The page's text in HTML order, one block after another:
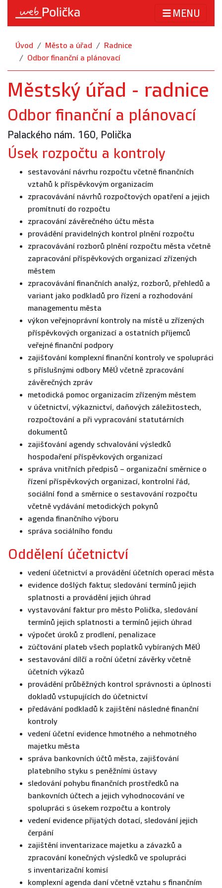
MENU
Úvod Město a úřad
Radnice
Odbor finanční a plánovací
Městský úřad - radnice
Odbor finanční a plánovací
Palackého nám. 160, Polička
Úsek rozpočtu a kontroly
sestavování návrhu rozpočtu včetně finančních
vztahů k příspěvkovým organizacím
zpracovávání návrhů rozpočtových opatření a jejich
promítnutí do rozpočtu
zpracování závěrečného účtu města
provádění pravidelných kontrol plnění rozpočtu
zpracovávání rozborů plnění rozpočtu města včetně
zapracování příspěvkových organizací zřízených
městem
zpracovávání finančních analýz, rozborů, přehledů a
variant jako podkladů pro řízení a rozhodování
managementu města
výkon veřejnoprávní kontroly na místě u zřízených
příspěvkových organizací a ostatních příjemců
veřejné finanční podpory
zajišťování komplexní finanční kontroly ve spolupráci
s příslušnými odbory MěÚ včetně zpracování
závěrečných zpráv
metodická pomoc organizacím zřízeným městem
v účetnictví, výkaznictví, daňových záležitostech,
rozpočtování a při vypracování statutárních
dokumentů
zajišťování agendy schvalování výsledků
hospodaření příspěvkových organizací
správa vnitřních předpisů – organizační směrnice o
řízení příspěvkových organizací, kontrolní řád,
sociální fond a směrnice o sestavování rozpočtu
včetně vydávání metodických pokynů
agenda finančního výboru
správa sociálního fondu
Oddělení účetnictví
vedení účetnictví a provádění účetních operací města
evidence došlých faktur, sledování termínů jejich
splatnosti a provádění jejich úhrad
vystavování faktur pro město Polička, sledování
termínů jejich splatnosti a termínů jejich úhrad
výpočet úroků z prodlení, penalizace
zúčtování plateb všech poplatků vybíraných MěÚ
sestavování dílčí a roční účetní závěrky včetně
účetních výkazů
provádění průběžných kontrol správnosti a úplnosti
dokladů vstupujících do účetnictví
předávání podkladů k zajištění následné finanční
kontroly
vedení účetní evidence hmotného a nehmotného
majetku města
správa bankovních účtů města, zajišťování
platebního styku s peněžními ústavy
sledování pohybu finančních prostředků na
bankovních účtech a jejich vyhodnocování ve
spolupráci s úsekem rozpočtu a kontroly
vedení evidence přijatých dotací, sledování jejich
čerpání
zajištění inventarizace majetku a závazků a
zpracování konečných výsledků ve spolupráci
s inventarizační komisí
komplexní agenda daní včetně vztahu s finančním